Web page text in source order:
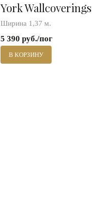
York Wallcoverings
Ширина 1,37 м.
5 390 руб./пог
В КОРЗИНУ